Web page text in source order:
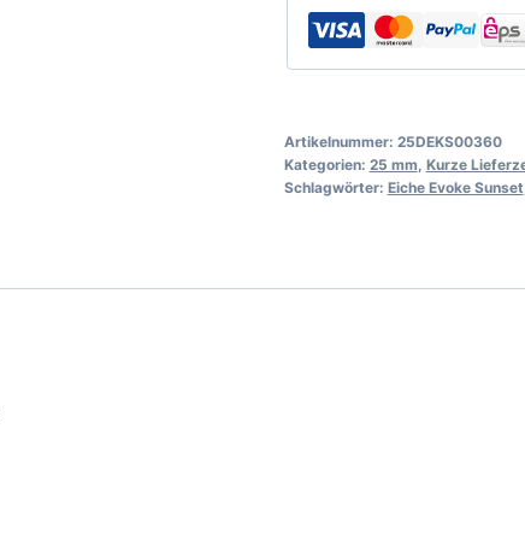
Artikelnummer: 25DEKS00360
Kategorien: 25 mm Kurze
Schlagwörter: Eiche Evoke Sunset